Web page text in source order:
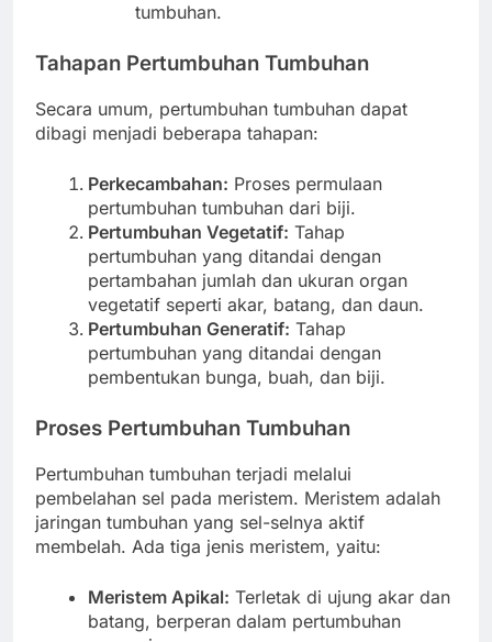
tumbuhan.
Tahapan Pertumbuhan Tumbuhan
Secara umum, pertumbuhan tumbuhan dapat
dibagi menjadi beberapa tahapan:
Perkecambahan: Proses permulaan
pertumbuhan tumbuhan dari biji.
Pertumbuhan Vegetatif: Tahap
pertumbuhan yang ditandai dengan
pertambahan jumlah dan ukuran organ
vegetatif seperti akar, batang, dan daun.
Pertumbuhan Generatif: Tahap
pertumbuhan yang ditandai dengan
pembentukan bunga, buah, dan biji.
Proses Pertumbuhan Tumbuhan
Pertumbuhan tumbuhan terjadi melalui
pembelahan sel pada meristem. Meristem adalah
jaringan tumbuhan yang sel-selnya aktif
membelah. Ada tiga jenis meristem, yaitu:
Meristem Apikal: Terletak di ujung akar dan
batang, berperan dalam pertumbuhan